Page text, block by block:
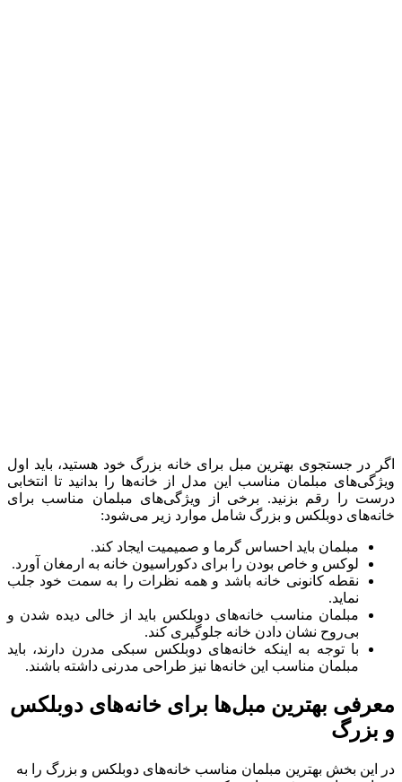
اگر در جستجوی بهترین مبل برای خانه بزرگ خود هستید، باید اول
ویژگی‌های مبلمان مناسب این مدل از خانه‌ها را بدانید تا انتخابی
درست را رقم بزنید. برخی از ویژگی‌های مبلمان مناسب برای
خانه‌های دوبلکس و بزرگ شامل موارد زیر می‌شود:
مبلمان باید احساس گرما و صمیمیت ایجاد کند.
لوکس و خاص بودن را برای دکوراسیون خانه به ارمغان آورد.
نقطه کانونی خانه باشد و همه نظرات را به سمت خود جلب
نماید.
مبلمان مناسب خانه‌های دوبلکس باید از خالی دیده شدن و
بی‌روح نشان دادن خانه جلوگیری کند.
با توجه به اینکه خانه‌های دوبلکس سبکی مدرن دارند، باید
مبلمان مناسب این خانه‌ها نیز طراحی مدرنی داشته باشند.
معرفی بهترین مبل‌ها برای خانه‌های دوبلکس
و بزرگ
در این بخش بهترین مبلمان مناسب خانه‌های دوبلکس و بزرگ را به